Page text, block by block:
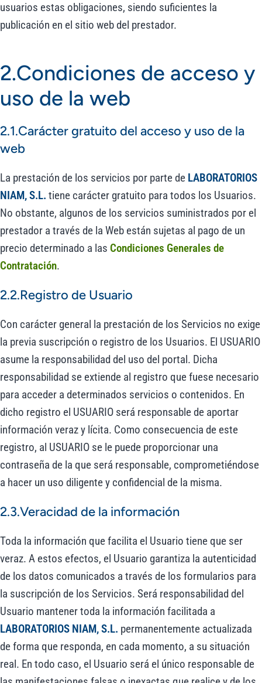
usuarios estas obligaciones, siendo suficientes la
publicación en el sitio web del prestador.
2.Condiciones de acceso y
uso de la web
2.1.Carácter gratuito del acceso y uso de la
web
La prestación de los servicios por parte de LABORATORIOS
NIAM, S.L. tiene carácter gratuito para todos los Usuarios.
No obstante, algunos de los servicios suministrados por el
prestador a través de la Web están sujetas al pago de un
precio determinado a las Condiciones Generales de
Contratación.
2.2.Registro de Usuario
Con carácter general la prestación de los Servicios no exige
la previa suscripción o registro de los Usuarios. El USUARIO
asume la responsabilidad del uso del portal. Dicha
responsabilidad se extiende al registro que fuese necesario
para acceder a determinados servicios o contenidos. En
dicho registro el USUARIO será responsable de aportar
información veraz y lícita. Como consecuencia de este
registro, al USUARIO se le puede proporcionar una
contraseña de la que será responsable, comprometiéndose
a hacer un uso diligente y confidencial de la misma.
2.3.Veracidad de la información
Toda la información que facilita el Usuario tiene que ser
veraz. A estos efectos, el Usuario garantiza la autenticidad
de los datos comunicados a través de los formularios para
la suscripción de los Servicios. Será responsabilidad del
Usuario mantener toda la información facilitada a
LABORATORIOS NIAM, S.L. permanentemente actualizada
de forma que responda, en cada momento, a su situación
real. En todo caso, el Usuario será el único responsable de